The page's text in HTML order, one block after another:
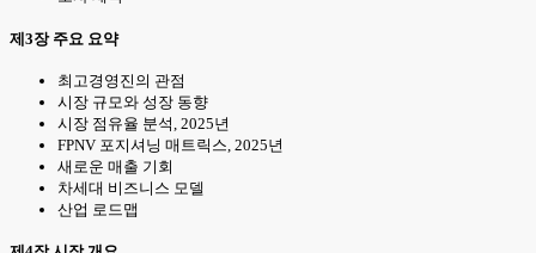
제3장 주요 요약
최고경영진의 관점
시장 규모와 성장 동향
시장 점유율 분석, 2025년
FPNV 포지셔닝 매트릭스, 2025년
새로운 매출 기회
차세대 비즈니스 모델
산업 로드맵